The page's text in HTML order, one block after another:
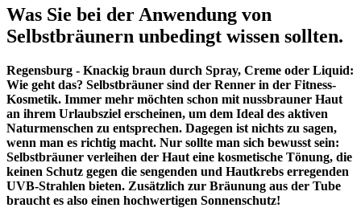
Was Sie bei der Anwendung von
Selbstbräunern unbedingt wissen sollten.
Regensburg - Knackig braun durch Spray, Creme oder Liquid:
Wie geht das? Selbstbräuner sind der Renner in der Fitness-
Kosmetik. Immer mehr möchten schon mit nussbrauner Haut
an ihrem Urlaubsziel erscheinen, um dem Ideal des aktiven
Naturmenschen zu entsprechen. Dagegen ist nichts zu sagen,
wenn man es richtig macht. Nur sollte man sich bewusst sein:
Selbstbräuner verleihen der Haut eine kosmetische Tönung, die
keinen Schutz gegen die sengenden und Hautkrebs erregenden
UVB-Strahlen bieten. Zusätzlich zur Bräunung aus der Tube
braucht es also einen hochwertigen Sonnenschutz!